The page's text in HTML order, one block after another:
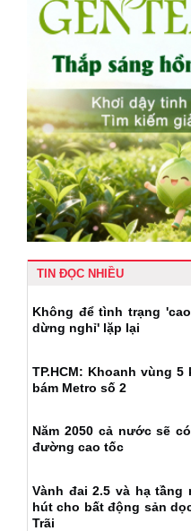
TIN ĐỌC NHIỀU
Không để tình trạng
dừng nghỉ' lặp lại
TP.HCM: Khoanh vùng
bám Metro số 2
Năm 2050 cả nước sẽ
đường cao tốc
Vành đai 2.5 và hạ tầng
hút cho bất động sản
Trãi